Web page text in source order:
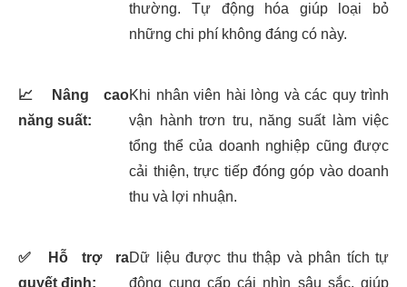
thường. Tự động hóa giúp loại bỏ
những chi phí không đáng có này.
📈
Nâng cao
năng suất:
Khi nhân viên hài lòng và các quy trình
vận hành trơn tru, năng suất làm việc
tổng thể của doanh nghiệp cũng được
cải thiện, trực tiếp đóng góp vào doanh
thu và lợi nhuận.
✅
Hỗ trợ ra
quyết định:
Dữ liệu được thu thập và phân tích tự
động cung cấp cái nhìn sâu sắc, giúp